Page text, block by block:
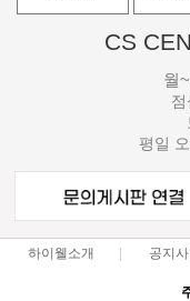
CS
월
평일
하이웰소개 공지